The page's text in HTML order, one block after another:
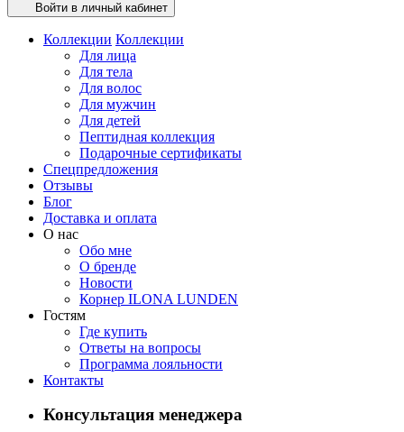
Войти в личный кабинет
Коллекции Коллекции
Для лица
Для тела
Для волос
Для мужчин
Для детей
Пептидная коллекция
Подарочные сертификаты
Спецпредложения
Отзывы
Блог
Доставка и оплата
О нас
Обо мне
О бренде
Новости
Корнер ILONA LUNDEN
Гостям
Где купить
Ответы на вопросы
Программа лояльности
Контакты
Консультация менеджера